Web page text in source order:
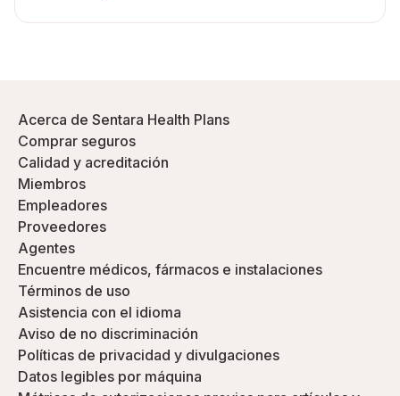
Acerca de Sentara Health Plans
Comprar seguros
Calidad y acreditación
Miembros
Empleadores
Proveedores
Agentes
Encuentre médicos, fármacos e instalaciones
Términos de uso
Asistencia con el idioma
Aviso de no discriminación
Políticas de privacidad y divulgaciones
Datos legibles por máquina